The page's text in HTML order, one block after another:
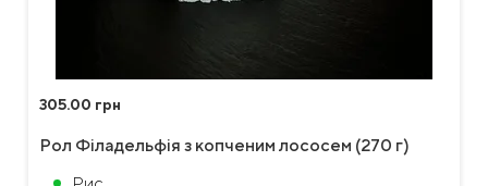
305.00 грн
Рол Філадельфія з копченим лососем (270 г)